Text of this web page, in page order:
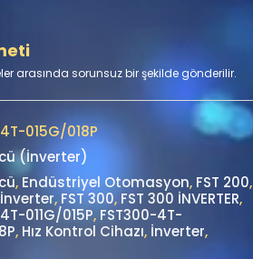
arasında sorunsuz bir şekilde gönderilir.
015G/018P
(İnverter)
, Endüstriyel Otomasyon, FST 200,
, FST 300, FST 300 İNVERTER,
011G/015P,FST300-4T-
, Hız Kontrol Cihazı, İnverter,